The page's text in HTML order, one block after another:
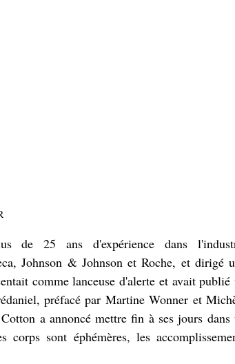
de 25 ans d'expérience dans
Johnson & Johnson et Roche, et dirigé
comme lanceuse d'alerte et avait publié
préfacé par Martine Wonner et
a annoncé mettre fin à ses jours dans
sont éphémères, les